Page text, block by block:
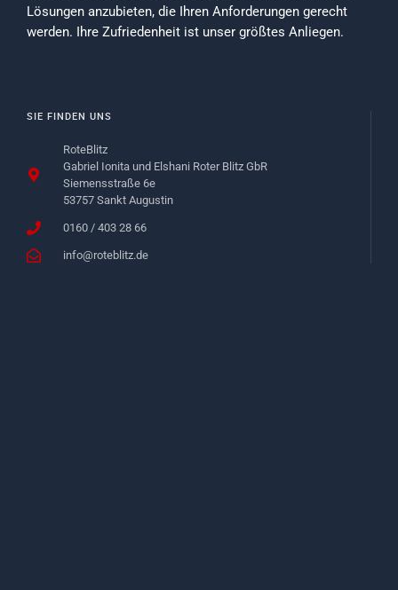
Lösungen anzubieten, die Ihren Anforderungen gerecht
werden. Ihre Zufriedenheit ist unser größtes Anliegen.
SIE FINDEN UNS
RoteBlitz
Gabriel Ionita und Elshani Roter Blitz GbR
Siemensstraße 6e
53757 Sankt Augustin
0160 / 403 28 66
info@roteblitz.de